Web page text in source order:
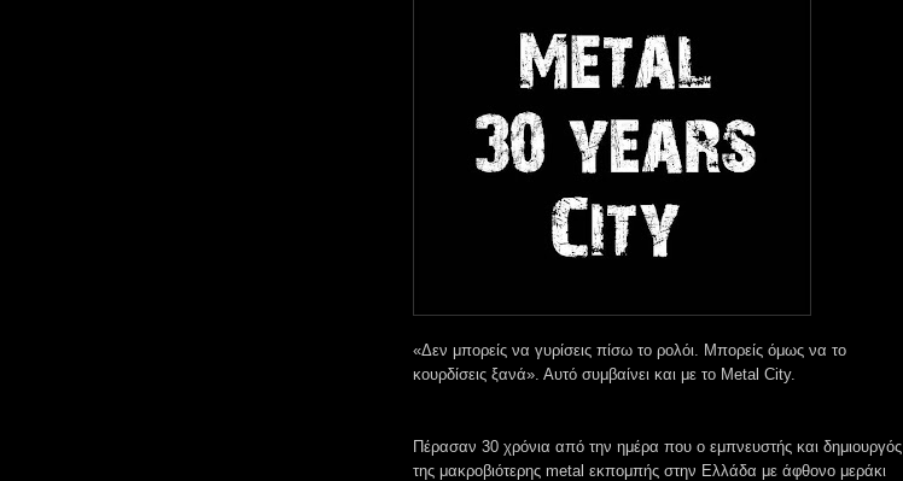
«Δεν μπορείς να γυρίσεις πίσω το ρολόι. Μπορείς όμως να το
κουρδίσεις ξανά». Αυτό συμβαίνει και με το Metal City.
Πέρασαν 30 χρόνια από την ημέρα που ο εμπνευστής και δημιουργός
της μακροβιότερης metal εκπομπής στην Ελλάδα με άφθονο μεράκι